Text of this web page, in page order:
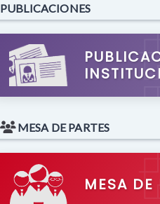
PUBLICACIONES
MESA DE PARTES
MESA DE